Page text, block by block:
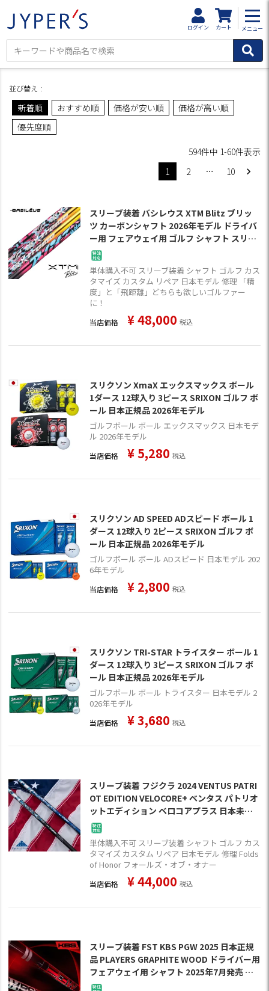
ログイン カート メニュー
HOME 商品一覧
並び替え
新着順 おすすめ順 価格が安い順
価格が高い順
優先度順
594件中 1-60件表示
1
2 … 10
スリーブ装着 バシレウス XTM Blitz ブリッ
ツ カーボンシャフト 2026年モデル ドライバ
ー用 フェアウェイ用 ゴルフ シャフト スリー
ブ付きシャフト【単品購入不可】
単体購入不可 スリーブ装着 シャフト ゴルフ カス
タマイズ カスタム リペア 日本モデル 修理 「精
度」と「飛距離」どちらも欲しいゴルファー
に！
当店価格 ¥48,000 税込
スリクソン XmaX エックスマックス ボール
1ダース 12球入り 3ピース SRIXON ゴルフ ボ
ール 日本正規品 2026年モデル
ゴルフボール ボール エックスマックス 日本モデ
ル 2026年モデル
当店価格 ¥5,280 税込
スリクソン AD SPEED ADスピード ボール 1
ダース 12球入り 2ピース SRIXON ゴルフ ボ
ール 日本正規品 2026年モデル
ゴルフボール ボール ADスピード 日本モデル 202
6年モデル
当店価格 ¥ 2,800 税込
スリクソン TRI-STAR トライスター ボール 1
ダース 12球入り 3ピース SRIXON ゴルフ ボ
ール 日本正規品 2026年モデル
ゴルフボール ボール トライスター 日本モデル 2
026年モデル
当店価格 ¥3,680 税込
スリーブ装着 フジクラ 2024 VENTUS PATRI
OT EDITION VELOCORE+ ベンタス パトリオ
ットエディション ベロコアプラス 日本未発
売 USA直輸入品 数量限定 ドライバー用 フェ
アウェイ用 シャフト スリーブ付きシャフト
【単品購入不可】
単体購入不可 スリーブ装着 シャフト ゴルフ カス
タマイズ カスタム リペア 日本モデル 修理 Folds
of Honor フォールズ・オブ・オナー
当店価格 ¥44,000 税込
スリーブ装着 FST KBS PGW 2025 日本正規
品 PLAYERS GRAPHITE WOOD ドライバー用
フェアウェイ用 シャフト 2025年7月発売 ス
リーブ付きシャフト【単品購入不可】